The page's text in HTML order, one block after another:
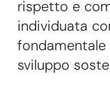
rispetto e
individuata
fondamentale
sviluppo